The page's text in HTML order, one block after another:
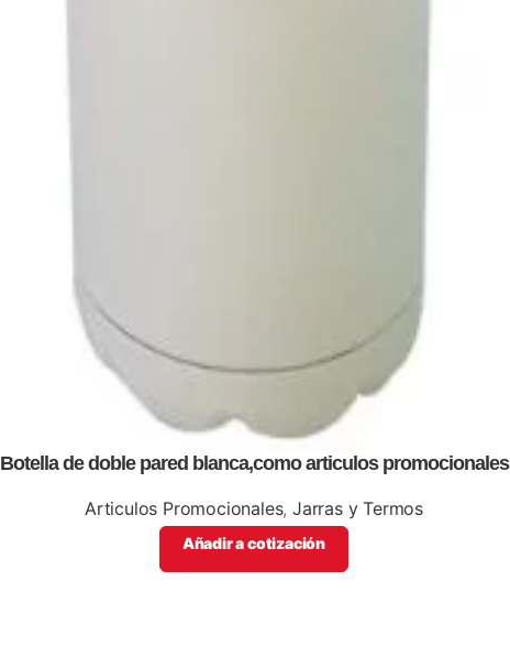
Botella de doble pared blanca,como articulos promocionales
Articulos Promocionales, Jarras y Termos
Añadir a cotización